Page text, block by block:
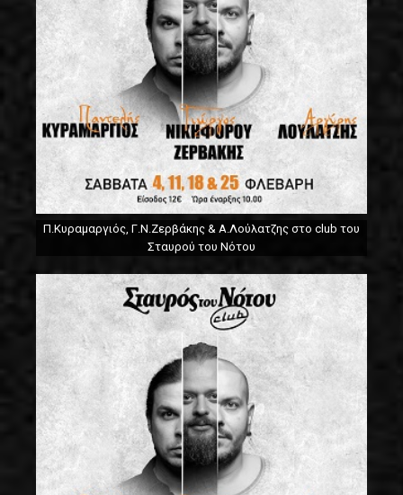
Π.Κυραμαργιός, Γ.Ν.Ζερβάκης & Α.Λούλατζης στο club του
Σταυρού του Νότου